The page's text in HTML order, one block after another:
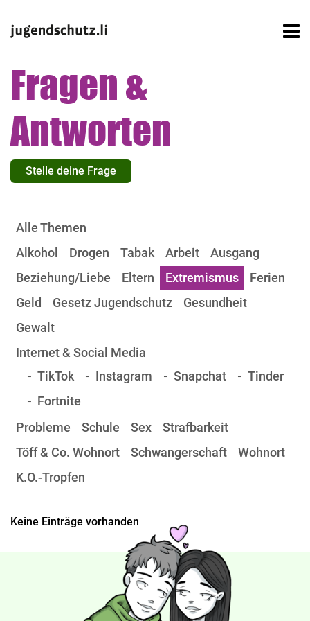
Fragen &
Antworten
Stelle deine Frage
Alle Themen
Alkohol
Drogen Tabak Arbeit
Ausgang
Beziehung/Liebe
Eltern Extremismus
Ferien
Geld
Gesetz Jugendschutz
Gesundheit
Gewalt
Internet & Social Media
TikTok
Instagram Snapchat
Tinder
Fortnite
Probleme
Schule Sex
Strafbarkeit
Töff & Co. Wohnort
Schwangerschaft
Wohnort
K.O.-Tropfen
Keine Einträge vorhanden